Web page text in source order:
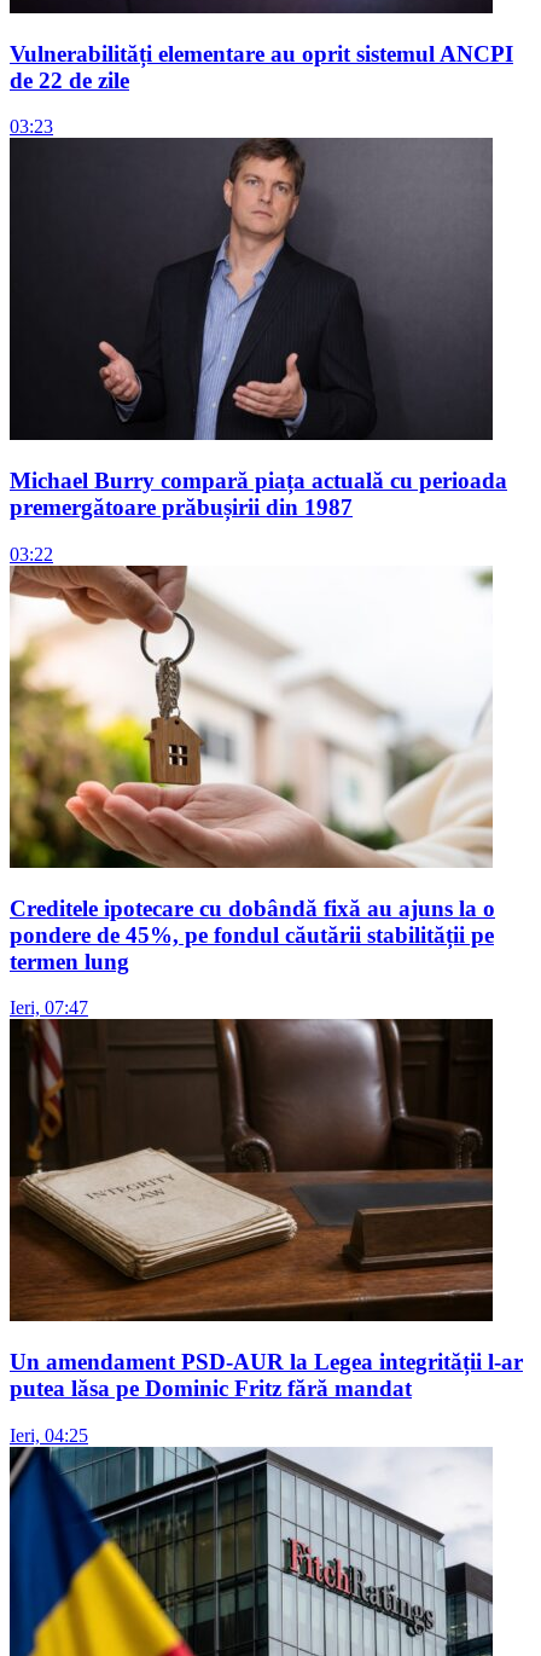
Vulnerabilități elementare au oprit sistemul ANCPI
de 22 de zile
03:23
Michael Burry compară piața actuală cu perioada
premergătoare prăbușirii din 1987
03:22
Creditele ipotecare cu dobândă fixă au ajuns la o
pondere de 45%, pe fondul căutării stabilității pe
termen lung
Ieri, 07:47
Un amendament PSD-AUR la Legea integrității l-ar
putea lăsa pe Dominic Fritz fără mandat
Ieri, 04:25